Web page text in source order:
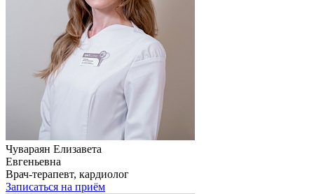
Чувараян Елизавета
Евгеньевна
Врач-терапевт, кардиолог
Записаться на приём